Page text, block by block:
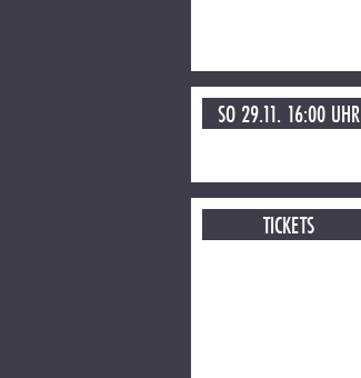
SO 29.11. 16:00 UHR
TICKETS